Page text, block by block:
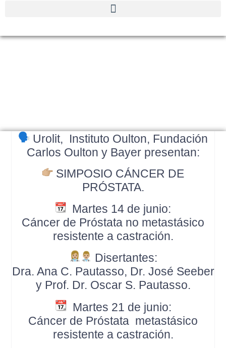
Urolit, Instituto Oulton, Fundación
Carlos Oulton y Bayer presentan:
SIMPOSIO CÁNCER DE
PRÓSTATA.
Martes 14 de junio:
Cáncer de Próstata no metastásico
resistente a castración.
Disertantes:
Dra. Ana C. Pautasso, Dr. José Seeber
y Prof. Dr. Oscar S. Pautasso.
Martes 21 de junio:
Cáncer de Próstata metastásico
resistente a castración.